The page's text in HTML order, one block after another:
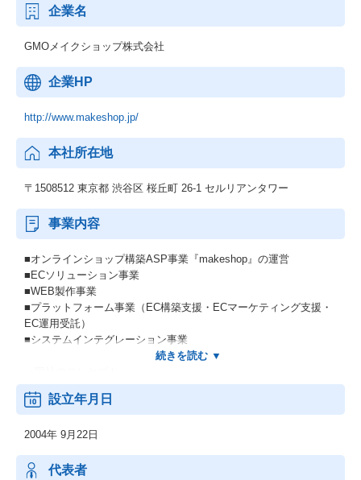
企業名
GMOメイクショップ株式会社
企業HP
http://www.makeshop.jp/
本社所在地
〒1508512 東京都 渋谷区 桜丘町 26-1 セルリアンタワー
事業内容
■オンラインショップ構築ASP事業『makeshop』の運営
■ECソリューション事業
■WEB製作事業
■プラットフォーム事業（EC構築支援・ECマーケティング支援・
EC運用受託）
■システムインテグレーション事業
☆オンラインカートショップ「makeshop」は最重要コンセプトで
ある「流通額 is Power」の考えに基づき、企画・制作・開発を行
ショップ運営で最も重要なのは"売上"です。売上（流通額）こそが
最大の"力"であり、その力はネットショップ運営を続ける楽しみや
喜びを与え、更なる発展の原動力になります。一店舗でも多く生
設立年月日
2004年 9月22日
代表者